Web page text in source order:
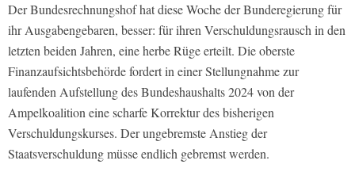
Der Bundesrechnungshof hat diese Woche der Bunderegierung für
ihr Ausgabengebaren, besser: für ihren Verschuldungsrausch in den
letzten beiden Jahren, eine herbe Rüge erteilt. Die oberste
Finanzaufsichtsbehörde fordert in einer Stellungnahme zur
laufenden Aufstellung des Bundeshaushalts 2024 von der
Ampelkoalition eine scharfe Korrektur des bisherigen
Verschuldungskurses. Der ungebremste Anstieg der
Staatsverschuldung müsse endlich gebremst werden.